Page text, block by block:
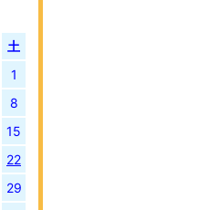
土
1
8
15
22
29